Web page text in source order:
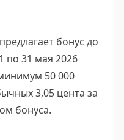
бонус до
по 31 мая 2026
50 000
3,05 цента за
бонуса.